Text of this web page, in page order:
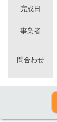
完成日
事業者
問合わせ